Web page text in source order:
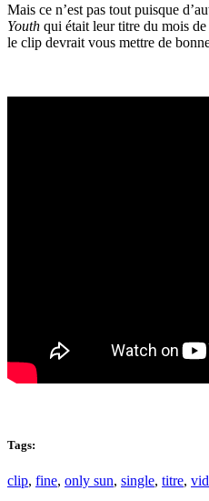
Mais ce n’est pas tout puisque
Youth qui était leur titre du mois
le clip devrait vous mettre de
Tags:
clip, fine, only sun, single, titre,